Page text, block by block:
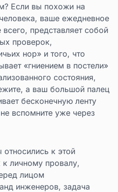
Если вы похожи на
ваше ежедневное
представляет собой
проверок,
нор» и того, что
«гниением в постели»
состояния,
а ваш большой палец
бесконечную ленту
вспомните уже через
к этой
к личному провалу,
лицом
инженеров, задача